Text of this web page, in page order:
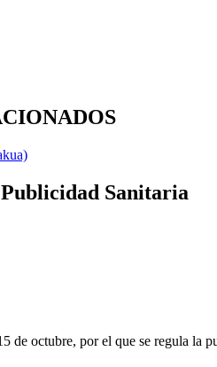
Sanitaria
de octubre, por el que se regula la